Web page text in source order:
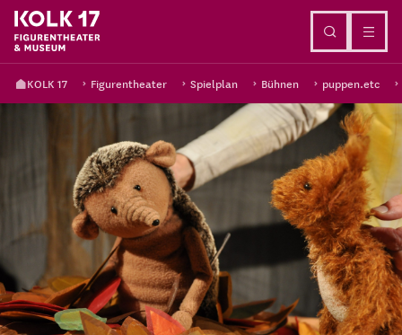
KOLK 17 Figurentheater Spielplan Bühnen puppen.etc